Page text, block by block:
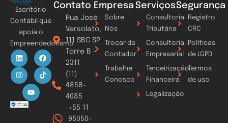
Escritório
Contábil que
apoia o
Empreendedorismo
L
i
n
k
e
d
n
F
a
c
e
b
I
n
s
t
a
a
m
T
i
k
t
o
o
u
b
e
Contato
Rua José
Versolato,
111 SBC SP
Torre B -
2311
(11)
4858-
4085
+55 11
95050-
Empresa
Sobre
Nós
Trocar de
Contador
Trabalhe
Conosco
Serviços
Consultoria
Tributária
Consultoria
Empresarial
Terceirização
Financeira
Legalização
Segurança
Registro
CRC
Políticas
de LGPD
Termos
de uso